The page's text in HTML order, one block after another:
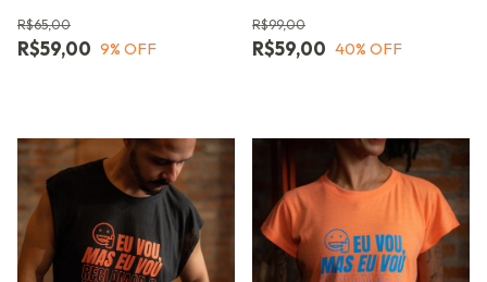
R$59,00
R$65,00
9% OFF R$59,00
R$99,00
40% OFF